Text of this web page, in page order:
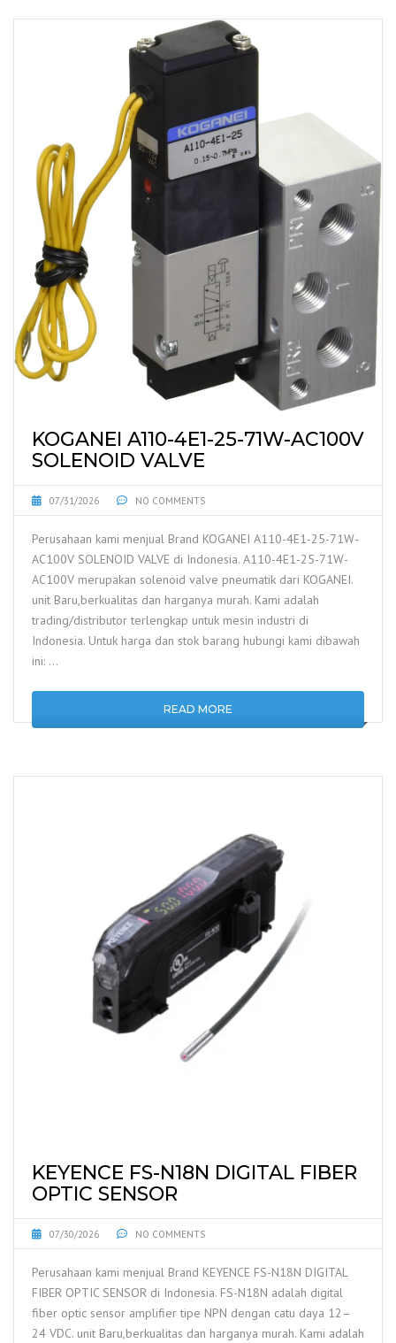
KOGANEI A110-4E1-25-71W-AC100V
SOLENOID VALVE
07/31/2026 NO COMMENTS
Perusahaan kami menjual Brand KOGANEI A110-4E1-25-71W-
AC100V SOLENOID VALVE di Indonesia. A110-4E1-25-71W-
AC100V merupakan solenoid valve pneumatik dari KOGANEI.
unit Baru,berkualitas dan harganya murah. Kami adalah
trading/distributor terlengkap untuk mesin industri di
Indonesia. Untuk harga dan stok barang hubungi kami dibawah
ini: …
READ MORE
KEYENCE FS-N18N DIGITAL FIBER
OPTIC SENSOR
07/30/2026 NO COMMENTS
Perusahaan kami menjual Brand KEYENCE FS-N18N DIGITAL
FIBER OPTIC SENSOR di Indonesia. FS-N18N adalah digital
fiber optic sensor amplifier tipe NPN dengan catu daya 12–
24 VDC. unit Baru,berkualitas dan harganya murah. Kami adalah